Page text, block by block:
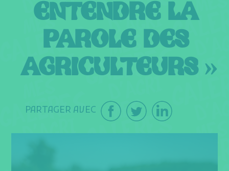
ENTENDRE LA
PAROLE DES
AGRICULTEURS »
PARTAGER AVEC